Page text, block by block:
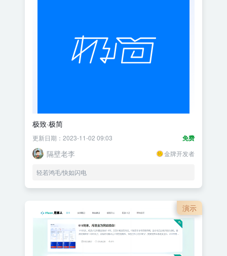
极致·极简
免费
更新日期：2023-11-02 09:03
隔壁老李 金牌开发者
轻若鸿毛/快如闪电
演示